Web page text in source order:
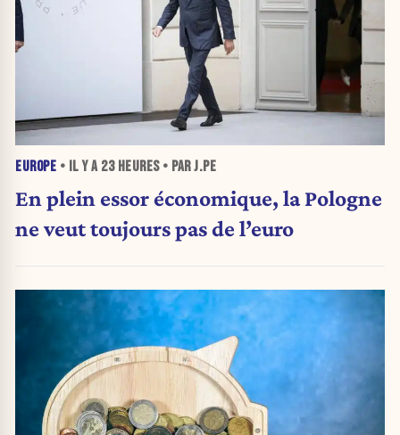
EUROPE • IL Y A 23 HEURES• PAR J.PE
En plein essor économique, la Pologne
ne veut toujours pas de l’euro